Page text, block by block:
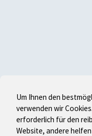
Um Ihnen den
verwenden wir
erforderlich für den
Website, andere